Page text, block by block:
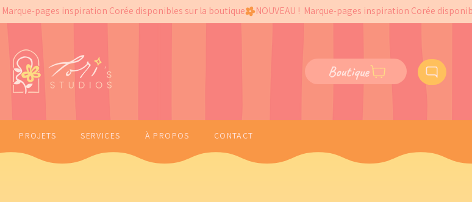
Boutique
PROJETS SERVICES À PROPOS CONTACT